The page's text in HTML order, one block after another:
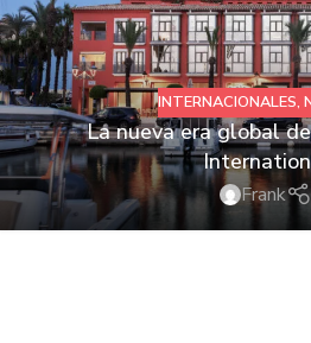
INTERNACIONALES,
La nueva era global
Frank